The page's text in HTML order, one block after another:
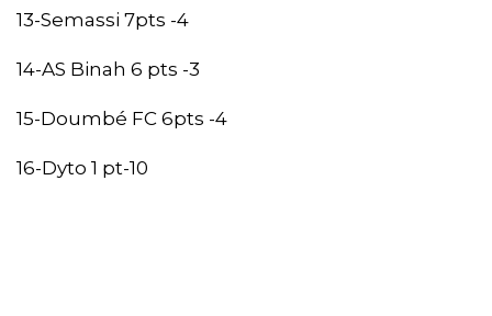
13-Semassi 7pts -4
14-AS Binah 6 pts -3
15-Doumbé FC 6pts -4
16-Dyto 1 pt-10